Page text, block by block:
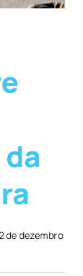
de dezembro